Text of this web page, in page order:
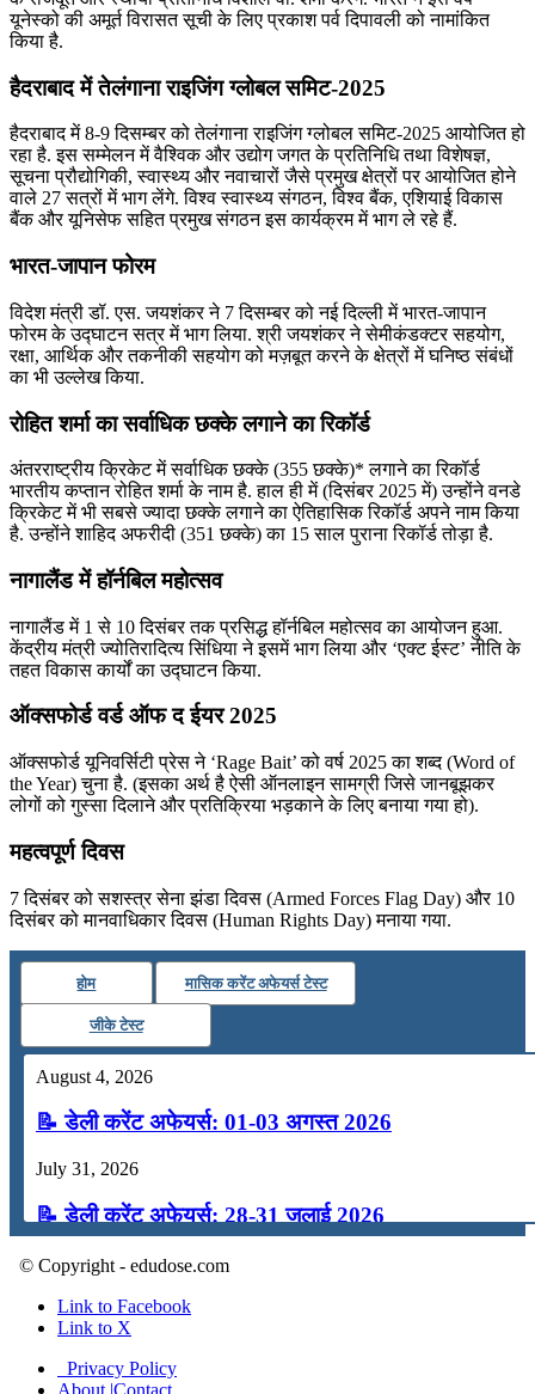
यूनेस्को की अमूर्त विरासत सूची के लिए प्रकाश पर्व दिपावली को नामांकित
किया है.
हैदराबाद में तेलंगाना राइजिंग ग्लोबल समिट-2025
हैदराबाद में 8-9 दिसम्बर को तेलंगाना राइजिंग ग्लोबल समिट-2025 आयोजित हो
रहा है. इस सम्‍मेलन में वैश्विक और उद्योग जगत के प्रतिनिधि तथा विशेषज्ञ,
सूचना प्रौद्योगिकी, स्वास्थ्य और नवाचारों जैसे प्रमुख क्षेत्रों पर आयोजित होने
वाले 27 सत्रों में भाग लेंगे. विश्व स्वास्थ्य संगठन, विश्व बैंक, एशियाई विकास
बैंक और यूनिसेफ सहित प्रमुख संगठन इस कार्यक्रम में भाग ले रहे हैं.
भारत-जापान फोरम
विदेश मंत्री डॉ. एस. जयशंकर ने 7 दिसम्बर को नई दिल्ली में भारत-जापान
फोरम के उद्घाटन सत्र में भाग लिया. श्री जयशंकर ने सेमीकंडक्टर सहयोग,
रक्षा, आर्थिक और तकनीकी सहयोग को मज़बूत करने के क्षेत्रों में घनिष्ठ संबंधों
का भी उल्लेख किया.
रोहित शर्मा का सर्वाधिक छक्के लगाने का रिकॉर्ड
अंतरराष्ट्रीय क्रिकेट में सर्वाधिक छक्के (355 छक्के)* लगाने का रिकॉर्ड
भारतीय कप्तान रोहित शर्मा के नाम है. हाल ही में (दिसंबर 2025 में) उन्होंने वनडे
क्रिकेट में भी सबसे ज्यादा छक्के लगाने का ऐतिहासिक रिकॉर्ड अपने नाम किया
है. उन्होंने शाहिद अफरीदी (351 छक्के) का 15 साल पुराना रिकॉर्ड तोड़ा है.
नागालैंड में हॉर्नबिल महोत्सव
नागालैंड में 1 से 10 दिसंबर तक प्रसिद्ध हॉर्नबिल महोत्सव का आयोजन हुआ.
केंद्रीय मंत्री ज्योतिरादित्य सिंधिया ने इसमें भाग लिया और ‘एक्ट ईस्ट’ नीति के
तहत विकास कार्यों का उद्घाटन किया.
ऑक्सफोर्ड वर्ड ऑफ द ईयर 2025
ऑक्सफोर्ड यूनिवर्सिटी प्रेस ने ‘Rage Bait’ को वर्ष 2025 का शब्द (Word of
the Year) चुना है. (इसका अर्थ है ऐसी ऑनलाइन सामग्री जिसे जानबूझकर
लोगों को गुस्सा दिलाने और प्रतिक्रिया भड़काने के लिए बनाया गया हो).
महत्वपूर्ण दिवस
7 दिसंबर को सशस्त्र सेना झंडा दिवस (Armed Forces Flag Day) और 10
दिसंबर को मानवाधिकार दिवस (Human Rights Day) मनाया गया.
होम मासिक करेंट अफेयर्स टेस्ट
जीके टेस्ट
August 4, 2026
📝 डेली करेंट अफेयर्स: 01-03 अगस्त 2026
July 31, 2026
📝 डेली करेंट अफेयर्स: 28-31 जुलाई 2026
July 28, 2026
📝 डेली करेंट अफेयर्स: 25-27 जुलाई 2026
© Copyright - edudose.com
Link to Facebook
Link to X
Privacy Policy
About |Contact